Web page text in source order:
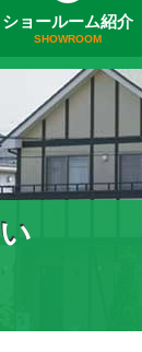
ショールーム紹介
SHOWROOM